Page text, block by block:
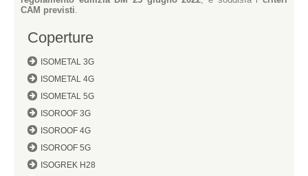
CAM previsti
Coperture
ISOMETAL 3G
ISOMETAL 4G
ISOMETAL 5G
ISOROOF 3G
ISOROOF 4G
ISOROOF 5G
ISOGREK H28